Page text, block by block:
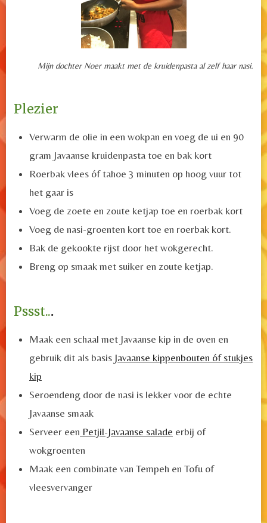
Mijn dochter Noer maakt met de kruidenpasta al zelf haar nasi.
Plezier
Verwarm de olie in een wokpan en voeg de ui en 90
gram Javaanse kruidenpasta toe en bak kort
Roerbak vlees óf tahoe 3 minuten op hoog vuur tot
het gaar is
Voeg de zoete en zoute ketjap toe en roerbak kort
Voeg de nasi-groenten kort toe en roerbak kort.
Bak de gekookte rijst door het wokgerecht.
Breng op smaak met suiker en zoute ketjap.
Pssst...
Maak een schaal met Javaanse kip in de oven en
gebruik dit als basis Javaanse kippenbouten óf stukjes
kip
Seroendeng door de nasi is lekker voor de echte
Javaanse smaak
Serveer een Petjil-Javaanse salade erbij of
wokgroenten
Maak een combinate van Tempeh en Tofu of
vleesvervanger